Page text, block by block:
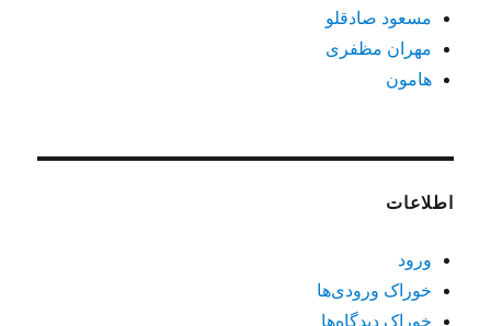
مسعود صادقلو
مهران مظفری
هامون
اطلاعات
ورود
خوراک ورودی‌ها
خوراک دیدگاه‌ها